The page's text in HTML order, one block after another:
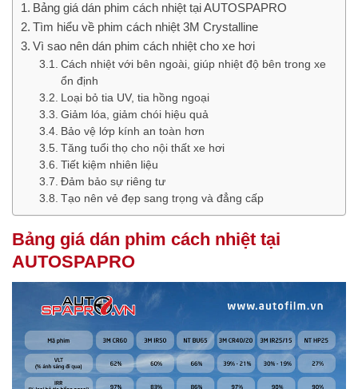
Bảng giá dán phim cách nhiệt tại AUTOSPAPRO
Tìm hiểu về phim cách nhiệt 3M Crystalline
Vì sao nên dán phim cách nhiệt cho xe hơi
Cách nhiệt với bên ngoài, giúp nhiệt độ bên trong xe
ổn định
Loại bỏ tia UV, tia hồng ngoại
Giảm lóa, giảm chói hiệu quả
Bảo vệ lớp kính an toàn hơn
Tăng tuổi thọ cho nội thất xe hơi
Tiết kiệm nhiên liệu
Đảm bảo sự riêng tư
Tạo nên vẻ đẹp sang trọng và đẳng cấp
Bảng giá dán phim cách nhiệt tại
AUTOSPAPRO